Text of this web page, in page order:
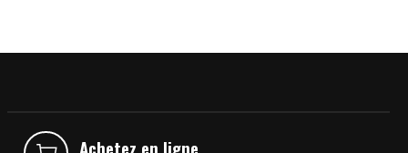
Achetez en ligne